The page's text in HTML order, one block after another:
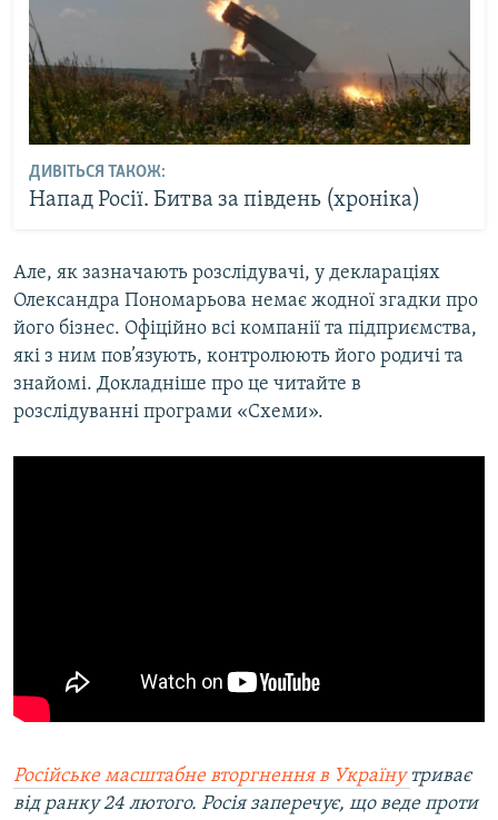
ДИВІТЬСЯ ТАКОЖ:
Напад Росії. Битва за південь (хроніка)
Але, як зазначають розслідувачі, у деклараціях
Олександра Пономарьова немає жодної згадки про
його бізнес. Офіційно всі компанії та підприємства,
які з ним пов’язують, контролюють його родичі та
знайомі. Докладніше про це читайте в
розслідуванні програми «Схеми».
Російське масштабне вторгнення в Україну триває
від ранку 24 лютого. Росія заперечує, що веде проти